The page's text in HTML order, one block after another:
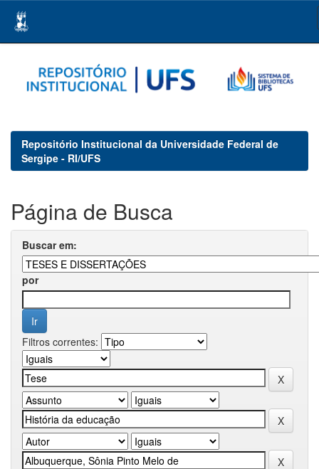
navigation
Repositório Institucional da Universidade Federal de
Sergipe - RI/UFS
Página de Busca
Buscar em:
por
Filtros correntes: